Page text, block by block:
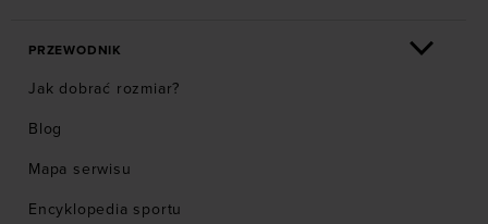
PRZEWODNIK
Jak dobrać rozmiar?
Blog
Mapa serwisu
Encyklopedia sportu